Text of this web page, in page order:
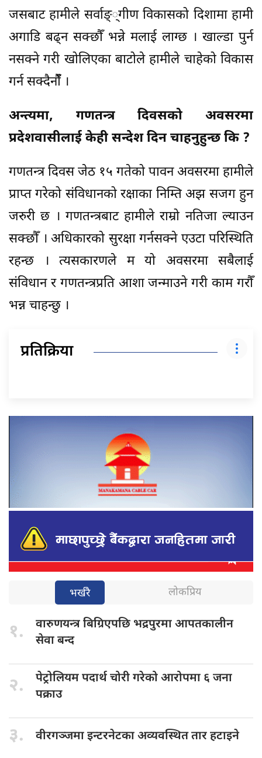
जसबाट हामीले सर्वाङ््गीण विकासको दिशामा हामी
अगाडि बढ्न सक्छौँ भन्ने मलाई लाग्छ । खाल्डा पुर्न
नसक्ने गरी खोलिएका बाटोले हामीले चाहेको विकास
गर्न सक्दैनौंँ ।
अन्त्यमा, गणतन्त्र दिवसको अवसरमा
प्रदेशवासीलाई केही सन्देश दिन चाहनुहुन्छ कि ?
गणतन्त्र दिवस जेठ १५ गतेको पावन अवसरमा हामीले
प्राप्त गरेको संविधानको रक्षाका निम्ति अझ सजग हुन
जरुरी छ । गणतन्त्रबाट हामीले राम्रो नतिजा ल्याउन
सक्छौँ । अधिकारको सुरक्षा गर्नसक्ने एउटा परिस्थिति
रहन्छ । त्यसकारणले म यो अवसरमा सबैलाई
संविधान र गणतन्त्रप्रति आशा जन्माउने गरी काम गरौँ
भन्न चाहन्छु ।
प्रतिक्रिया
भर्खरै लोकप्रिय
१. वारुणयन्त्र बिग्रिएपछि भद्रपुरमा आपतकालीन
सेवा बन्द
२. पेट्रोलियम पदार्थचोरी गरेको आरोपमा ६ जना
पक्राउ
३. वीरगञ्जमा इन्टरनेटकाअव्यवस्थित तार हटाइने